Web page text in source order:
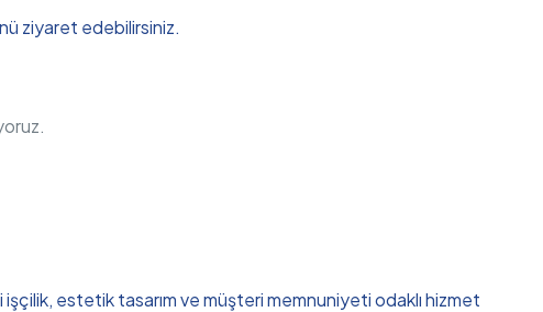
ziyaret edebilirsiniz.
işçilik, estetik tasarım ve müşteri memnuniyeti odaklı hizmet